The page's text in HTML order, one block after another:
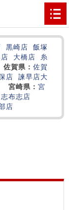
黒崎店
飯塚
大橋店
糸
佐賀県： 佐賀
店 諫早店大
宮崎県： 宮
志布志店
店